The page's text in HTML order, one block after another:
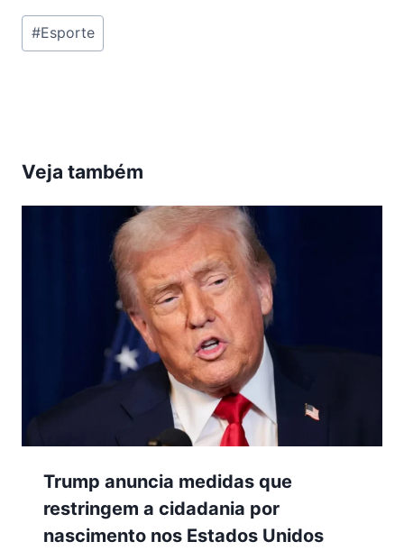
Tags
do
#Esporte
Veja também
Trump anuncia medidas que
restringem a cidadania por
nascimento nos Estados Unidos